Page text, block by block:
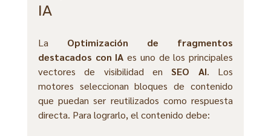
IA
La Optimización de fragmentos
destacados con IA es uno de los principales
vectores de visibilidad en SEO AI. Los
motores seleccionan bloques de contenido
que puedan ser reutilizados como respuesta
directa. Para lograrlo, el contenido debe: